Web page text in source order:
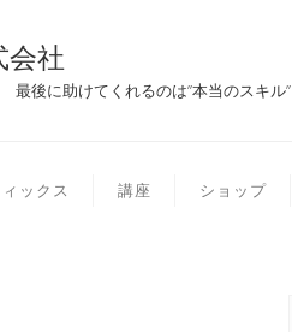
社
後に助けてくれるのは”本当のスキル”
ックス 講座 ショップ